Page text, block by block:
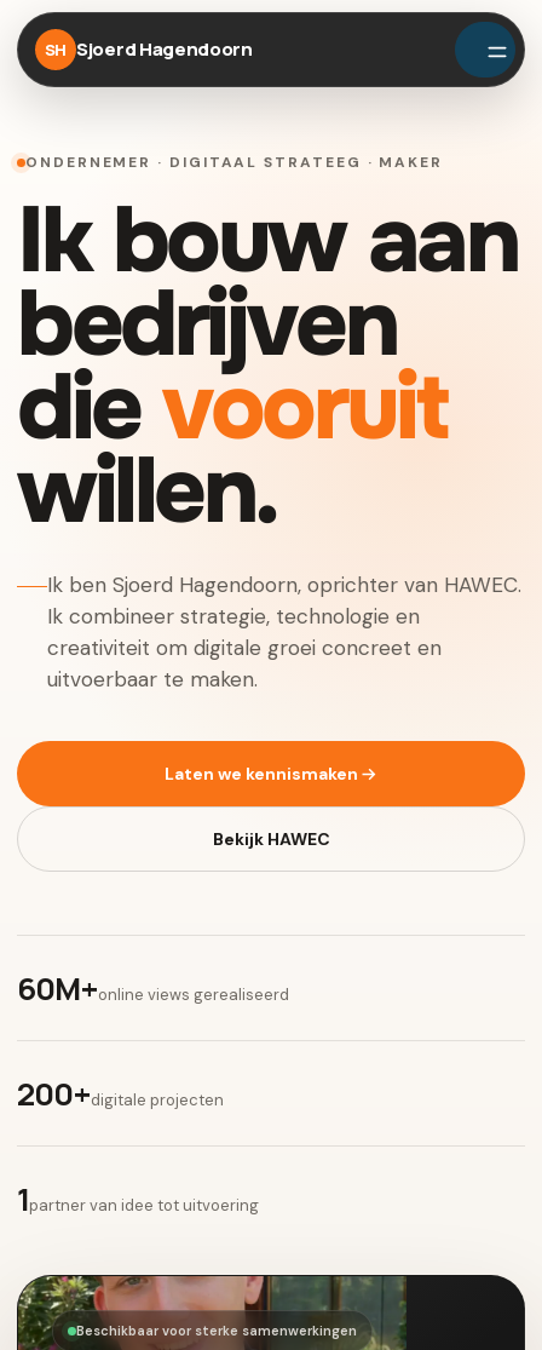
SH Sjoerd Hagendoorn
ONDERNEMER · DIGITAAL STRATEEG · MAKER
Ik bouw aan
bedrijven
dievooruit
willen.
Ik ben Sjoerd Hagendoorn, oprichter van HAWEC.
Ik combineer strategie, technologie en
creativiteit om digitale groei concreet en
uitvoerbaar te maken.
Laten we kennismaken
Bekijk HAWEC
60M+online views gerealiseerd
200+digitale projecten
1partner van idee tot uitvoering
Beschikbaar voor sterke samenwerkingen